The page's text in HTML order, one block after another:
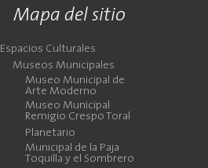
Mapa del sitio
Espacios Culturales
Museos Municipales
Museo Municipal de
Arte Moderno
Museo Municipal
Remigio Crespo Toral
Planetario
Municipal de la Paja
Toquilla y el Sombrero